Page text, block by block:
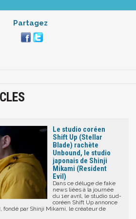
Partagez
Le studio coréen
Shift Up (Stellar
Blade) rachète
Unbound, le studio
japonais de Shinji
Mikami (Resident
Evil)
Dans ce déluge de fake
news liées à la journée
du 1er avril, le studio sud-
coréen Shift Up annonce
fondé par Shinji Mikami, le créateur de